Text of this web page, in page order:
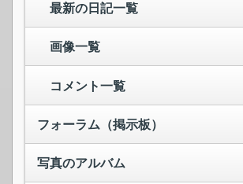
最新の日記一覧
画像一覧
コメント一覧
フォーラム（掲示板）
写真のアルバム